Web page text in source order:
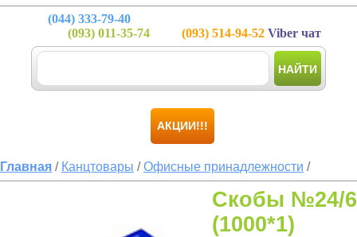
(044) 333-79-40
(093) 011-35-74 (093) 514-94-52 Viber чат
НАЙТИ
АКЦИИ!!!
Главная / Канцтовары /Офисные принадлежности /
Скобы №24/6
(1000*1)